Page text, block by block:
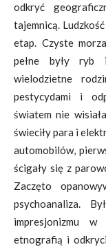
odkryć
tajemnicą.
etap. Czyste
pełne były ryb
wielodzietne
pestycydami i
światem nie
świeciły para i
automobilów,
ścigały się z
Zaczęto
psychoanaliza.
impresjonizmu w
etnografią i